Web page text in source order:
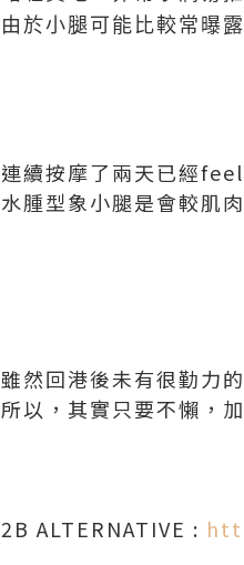
由於小腿可能比較常曝
連續按摩了兩天已經
水腫型象小腿是會較肌
雖然回港後未有很勤力
所以，其實只要不懶，
2B ALTERNATIVE :